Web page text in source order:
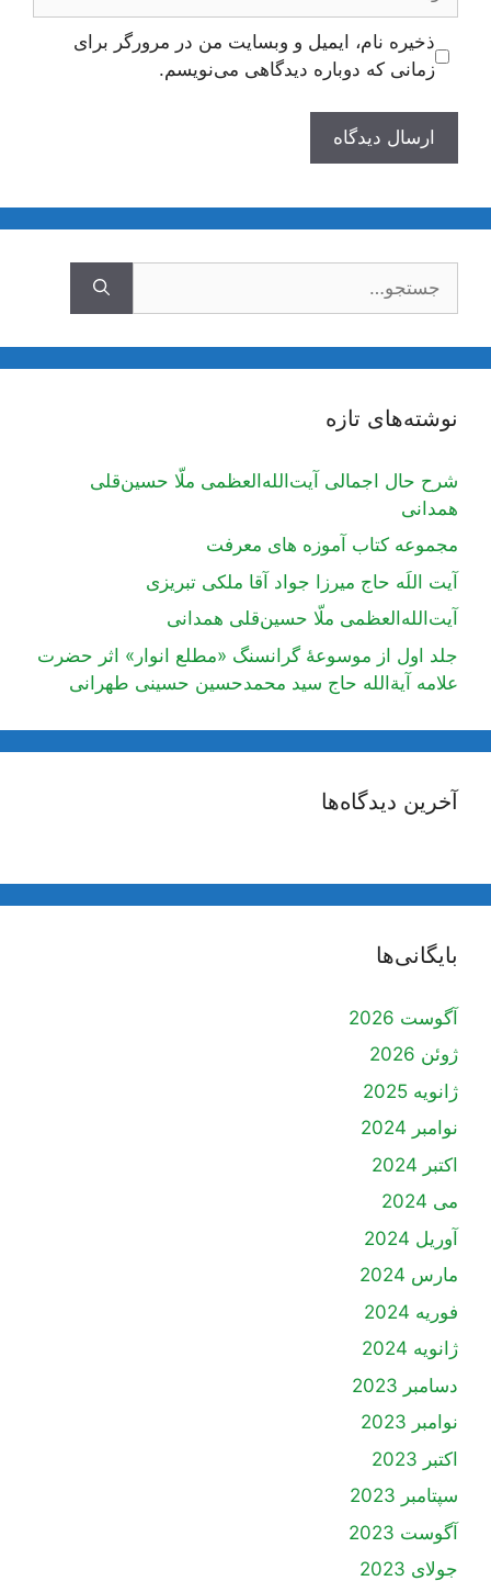
ذخیره نام، ایمیل و وبسایت من در مرورگر برای
زمانی که دوباره دیدگاهی می‌نویسم.
نوشته‌های تازه
شرح حال اجمالی آیت‌الله‌العظمی ملّا حسین‌قلی
همدانی
مجموعه کتاب آموزه های معرفت
آیت اللَه حاج میرزا جواد آقا ملکی تبریزی
آیت‌الله‌العظمی ملّا حسین‌قلی همدانی
جلد اول از موسوعۀ گرانسنگ «مطلع انوار» اثر حضرت
علامه آیة‌الله حاج سید محمدحسین حسینی طهرانی
آخرین دیدگاه‌ها
بایگانی‌ها
آگوست 2026
ژوئن 2026
ژانویه 2025
نوامبر 2024
اکتبر 2024
می 2024
آوریل 2024
مارس 2024
فوریه 2024
ژانویه 2024
دسامبر 2023
نوامبر 2023
اکتبر 2023
سپتامبر 2023
آگوست 2023
جولای 2023